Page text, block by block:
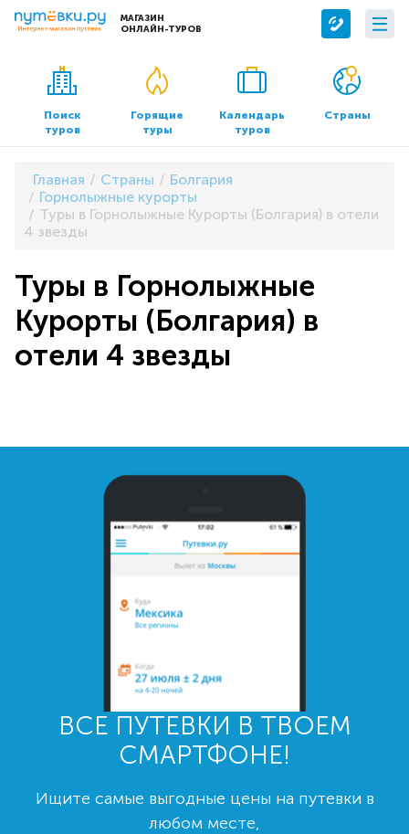
МАГАЗИН
ОНЛАЙН-ТУРОВ
Сервисы
Бронирование отелей
Трансфер
О компании
О нас
Контакты
Документы и реквизиты
Офисы продаж
Поиск
туров
Горящие
туры
Календарь
туров
Страны
Главная Страны
Болгария
Горнолыжные курорты
Туры в Горнолыжные Курорты (Болгария) в отели
4 звезды
Туры в Горнолыжные
Курорты (Болгария) в
отели 4 звезды
ВСЕ ПУТЕВКИ В ТВОЕМ
СМАРТФОНЕ!
Ищите самые выгодные цены на путевки в
любом месте,